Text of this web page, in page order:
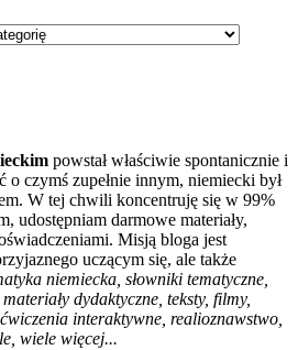
powstał właściwie spontanicznie i
o czymś zupełnie innym, niemiecki był
W tej chwili koncentruję się w 99%
udostępniam darmowe materiały,
Misją bloga jest
uczącym się, ale także
niemiecka, słowniki tematyczne,
dydaktyczne, teksty, filmy,
interaktywne, realioznawstwo,
wiele więcej...